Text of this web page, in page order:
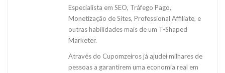
Especialista em SEO, Tráfego Pago,
Monetização de Sites, Professional Affiliate, e
outras habilidades mais de um T-Shaped
Marketer.
Através do Cupomzeiros já ajudei milhares de
pessoas a garantirem uma economia real em